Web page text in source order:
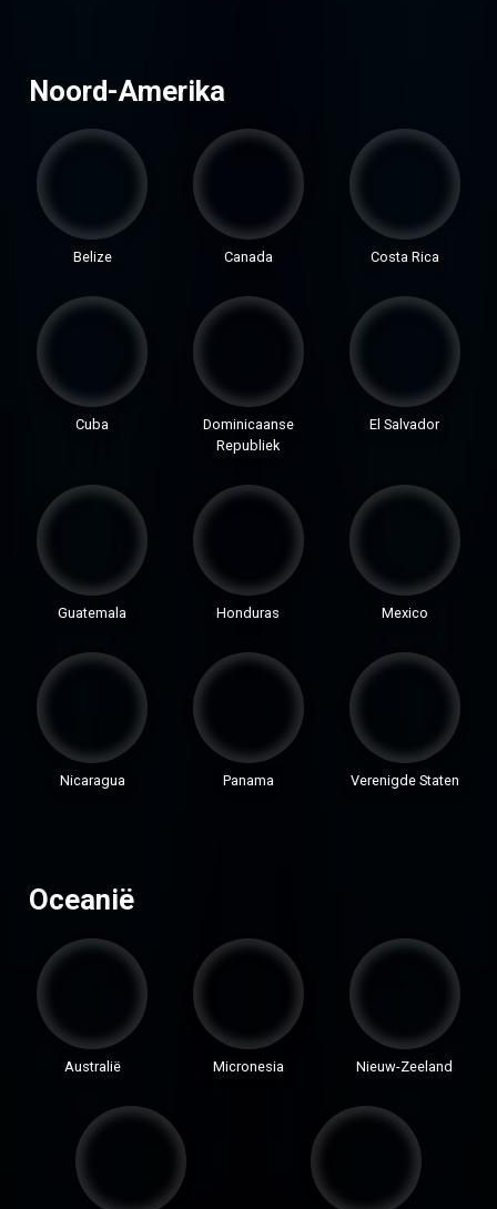
Noord-Amerika
Belize Canada Costa Rica
Cuba
Dominicaanse
Republiek
El Salvador
Guatemala Honduras Mexico
Nicaragua Panama Verenigde Staten
Oceanië
Australië Micronesia Nieuw-Zeeland